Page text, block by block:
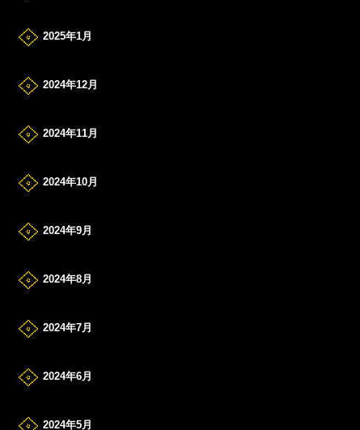
2025年1月
2024年12月
2024年11月
2024年10月
2024年9月
2024年8月
2024年7月
2024年6月
2024年5月